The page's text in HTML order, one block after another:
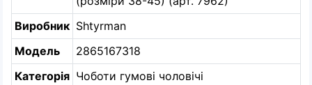
Виробник Shtyrman
Модель
2865167318
Категорія Чоботи гумові чоловічі